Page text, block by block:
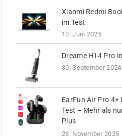
Xiaomi Redmi
im Test
10. Juni 2025
Dreame H14 Pro
30. September 2024
EarFun Air Pro 4+
Test – Mehr als
Plus
28. November 2025